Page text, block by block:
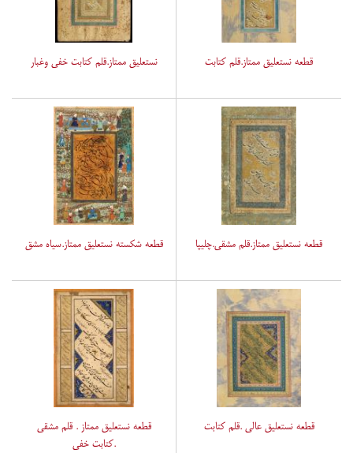
قطعه نستعلیق ممتاز.قلم کتابت نستعلیق ممتاز.قلم کتابت خفی وغبار
قطعه نستعلیق ممتاز.قلم مشقی.چلیپا قطعه شکسته نستعلیق ممتاز.سیاه مشق
قطعه نستعلیق عالی .قلم کتابت
قطعه نستعلیق ممتاز . قلم مشقی
.کتابت خفی